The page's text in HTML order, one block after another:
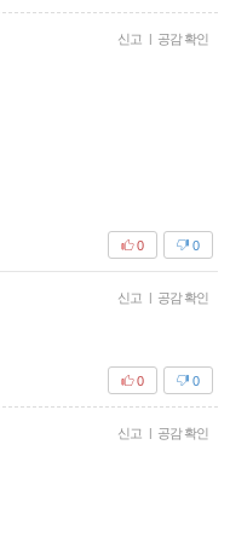
신고 공감 확인
0
0
신고 공감 확인
0
0
신고 공감 확인